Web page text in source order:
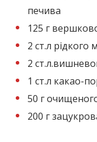
печива
125 г
2 ст.л рідкого
2
1 ст.л какао-
50 г
200 г